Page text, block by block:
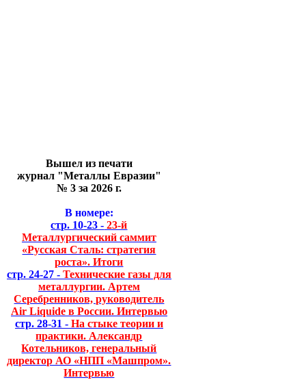
Вышел из печати
журнал "Металлы Евразии"
№ 3 за 2026 г.
В номере:
стр. 10-23 - 23-й
Металлургический саммит
«Русская Сталь: стратегия
роста». Итоги
стр. 24-27 - Технические газы для
металлургии. Артем
Серебренников, руководитель
Air Liquide в России. Интервью
стр. 28-31 - На стыке теории и
практики. Александр
Котельников, генеральный
директор АО «НПП «Машпром».
Интервью